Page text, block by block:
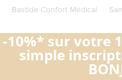
Bastide Confort Médical
-10%* sur votre
simple